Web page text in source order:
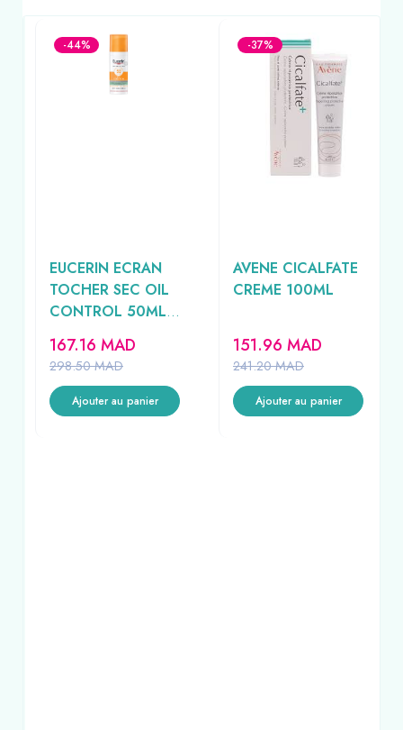
-44%
EUCERIN ECRAN
TOCHER SEC OIL
CONTROL 50ML
REF69767
298.50MAD
167.16 MAD
Ajouter au panier
-37%
AVENE CICALFATE
CREME 100ML
241.20MAD
151.96 MAD
Ajouter au panier